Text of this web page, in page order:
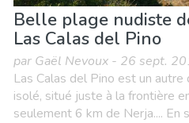
Belle plage nudiste
Las Calas del Pino
par Gaël Nevoux - 26 sept.
Las Calas del Pino est un
isolé, situé juste à la frontière
seulement 6 km de Nerja.... En